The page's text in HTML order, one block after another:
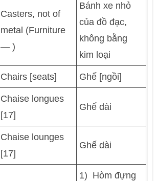
Casters, not of
metal (Furniture
— )
Bánh xe nhỏ
của đồ đạc,
không bằng
kim loại
Chairs [seats] Ghế [ngồi]
Chaise longues
[17]
Ghế dài
Chaise lounges
[17]
Ghế dài
1) Hòm đựng